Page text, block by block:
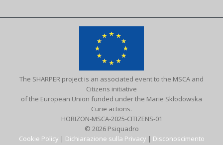
The SHARPER project is an associated event to the MSCA and
Citizens initiative
of the European Union funded under the Marie Skłodowska
Curie actions.
HORIZON-MSCA-2025-CITIZENS-01
© 2026 Psiquadro
Cookie Policy | Dichiarazione sulla Privacy | Disconoscimento